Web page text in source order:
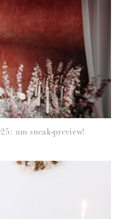
seus dados, leia a nossa
um sneak-preview!